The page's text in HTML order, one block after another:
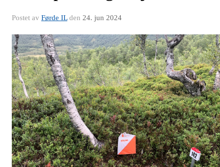
Postet av Førde ILden 24. jun 2024